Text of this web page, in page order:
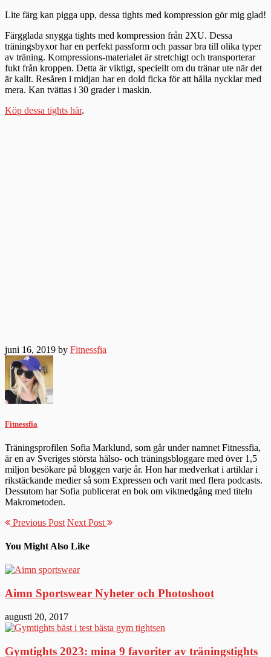
Lite färg kan pigga upp, dessa tights med kompression gör mig glad!
Färgglada snygga tights med kompression från 2XU. Dessa
träningsbyxor har en perfekt passform och passar bra till olika typer
av träning. Kompressions-materialet är stretchigt och transporterar
fukt från kroppen. Detta är viktigt, speciellt om du tränar ute när det
är kallt. Resåren i midjan har en dold ficka för att hålla nycklar med
mera. Kan tvättas i 30 grader i maskin.
Köp dessa tights här.
juni 16, 2019 by Fitnessfia
Fitnessfia
Träningsprofilen Sofia Marklund, som går under namnet Fitnessfia,
är en av Sveriges största hälso- och träningsbloggare med över 1,5
miljon besökare på bloggen varje år. Hon har medverkat i artiklar i
rikstäckande medier så som Expressen och varit med flera podcasts.
Dessutom har Sofia publicerat en bok om viktnedgång med titeln
Makrometoden.
Previous Post Next Post
You Might Also Like
Aimn Sportswear Nyheter och Photoshoot
augusti 20, 2017
Gymtights 2023: mina 9 favoriter av träningstights